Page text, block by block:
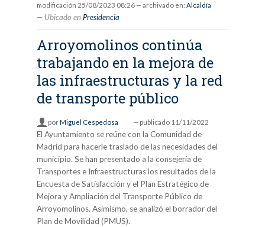
modificación 25/08/2023 08:26 — archivado en: Alcaldía
Ubicado en Presidencia
Arroyomolinos continúa
trabajando en la mejora de
las infraestructuras y la red
de transporte público
porMiguel Cespedosa — publicado 11/11/2022
El Ayuntamiento se reúne con la Comunidad de
Madrid para hacerle traslado de las necesidades del
municipio. Se han presentado a la consejería de
Transportes e Infraestructuras los resultados de la
Encuesta de Satisfacción y el Plan Estratégico de
Mejora y Ampliación del Transporte Público de
Arroyomolinos. Asimismo, se analizó el borrador del
Plan de Movilidad (PMUS).